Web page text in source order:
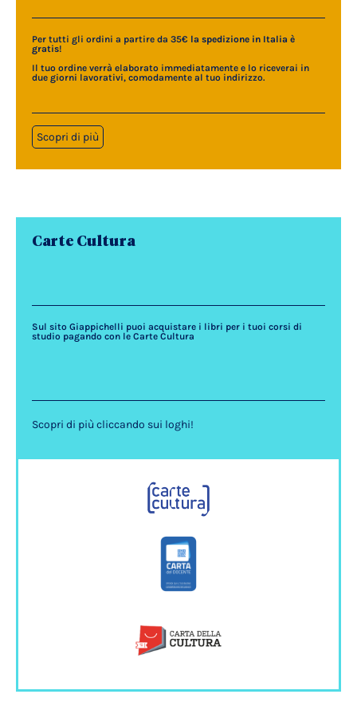
Per tutti gli ordini a partire da 35€ la spedizione in Italia è
gratis!
Il tuo ordine verrà elaborato immediatamente e lo riceverai in
due giorni lavorativi, comodamente al tuo indirizzo.
Scopri di più
Carte Cultura
Sul sito Giappichelli puoi acquistare i libri per i tuoi corsi di
studio pagando con le Carte Cultura
Scopri di più cliccando sui loghi!